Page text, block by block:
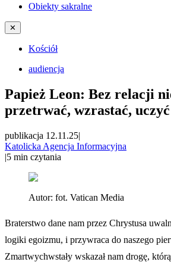
Obiekty sakralne
✕
Kościół
audiencja
Papież Leon: Bez relacji
przetrwać, wzrastać, uczyć
publikacja 12.11.25|
Katolicka Agencja Informacyjna
|5 min czytania
Autor: fot. Vatican Media
Braterstwo dane nam przez Chrystusa
logiki egoizmu, i przywraca do naszego
Zmartwychwstały wskazał nam drogę,